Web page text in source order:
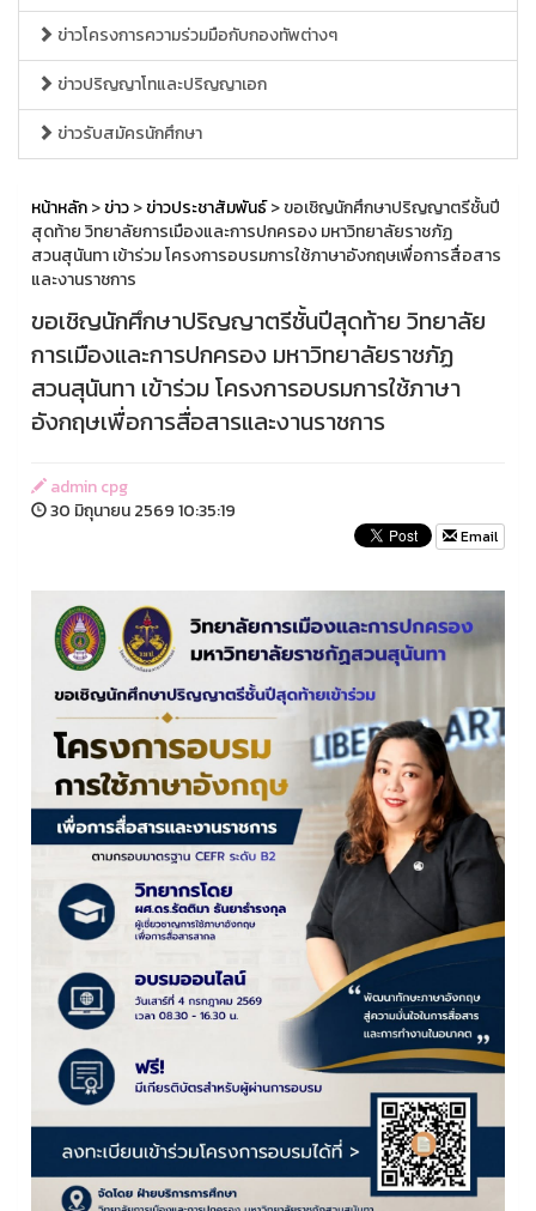
ข่าวโครงการความร่วมมือกับกองทัพต่างๆ
ข่าวปริญญาโทและปริญญาเอก
ข่าวรับสมัครนักศึกษา
หน้าหลัก>ข่าว>ข่าวประชาสัมพันธ์> ขอเชิญนักศึกษาปริญญาตรีชั้นปี
สุดท้าย วิทยาลัยการเมืองและการปกครอง มหาวิทยาลัยราชภัฏ
สวนสุนันทา เข้าร่วม โครงการอบรมการใช้ภาษาอังกฤษเพื่อการสื่อสาร
และงานราชการ
ขอเชิญนักศึกษาปริญญาตรีชั้นปีสุดท้าย วิทยาลัย
การเมืองและการปกครอง มหาวิทยาลัยราชภัฏ
สวนสุนันทา เข้าร่วม โครงการอบรมการใช้ภาษา
อังกฤษเพื่อการสื่อสารและงานราชการ
admin cpg
30 มิถุนายน 2569 10:35:19
Email